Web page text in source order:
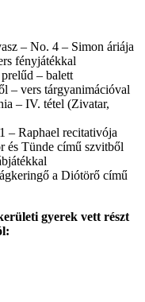
– No. 4 – Simon áriája
fényjátékkal
– balett
– vers tárgyanimációval
– IV. tétel (Zivatar,
– Raphael recitativója
és Tünde című szvitből
a Diótörő című
gyerek vett részt